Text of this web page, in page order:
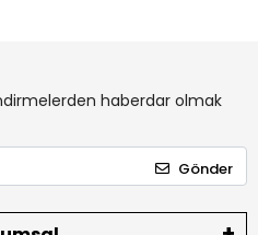
haberdar olmak
Gönder